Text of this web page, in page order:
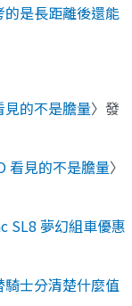
是長距離後還能
見的不是膽量〉發
看見的不是膽量〉
SL8 夢幻組車優惠
騎士分清楚什麼值